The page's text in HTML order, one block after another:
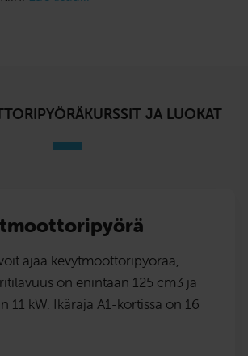
JA LUOKAT
ajaa kevytmoottoripyörää,
on enintään 125 cm3 ja
11 kW. Ikäraja A1-kortissa on 16